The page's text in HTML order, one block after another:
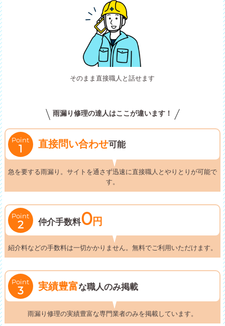
そのまま直接職人と話せます
雨漏り修理の達人はここが違います！
Point
1 直接問い合わせ可能
急を要する雨漏り。サイトを通さず迅速に直接職人とやりとりが可能で
す。
Point
2 仲介手数料0円
紹介料などの手数料は一切かかりません。無料でご利用いただけます。
Point
3 実績豊富な職人のみ掲載
雨漏り修理の実績豊富な専門業者のみを掲載しています。